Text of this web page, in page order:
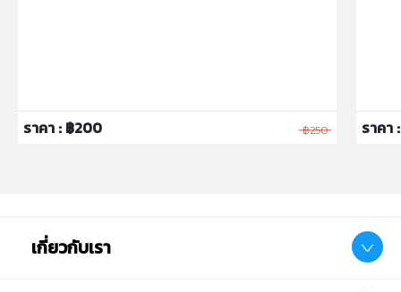
ราคา : ฿200 ฿250 ราคา
เกี่ยวกับเรา